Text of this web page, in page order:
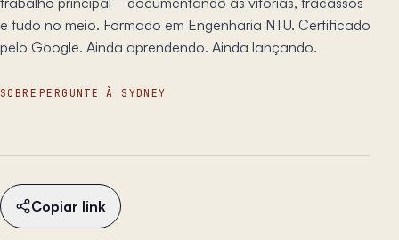
e tudo no meio. Formado em Engenharia NTU. Certificado
pelo Google. Ainda aprendendo. Ainda lançando.
SOBRE PERGUNTE À SYDNEY
Copiar link